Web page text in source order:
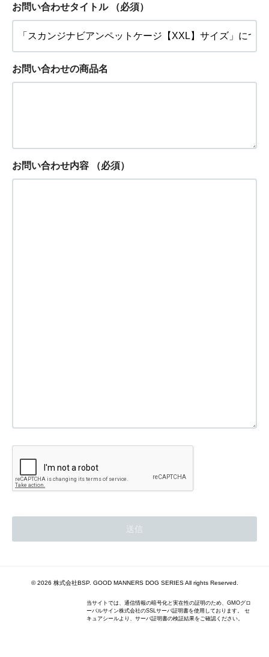
お問い合わせタイトル （必須）
お問い合わせの商品名
お問い合わせ内容 （必須）
© 2026 株式会社BSP. GOOD MANNERS DOG SERIES All rights Reserved.
当サイトでは、通信情報の暗号化と実在性の証明のため、GMOグロ
ーバルサイン株式会社のSSLサーバ証明書を使用しております。 セ
キュアシールより、サーバ証明書の検証結果をご確認ください。